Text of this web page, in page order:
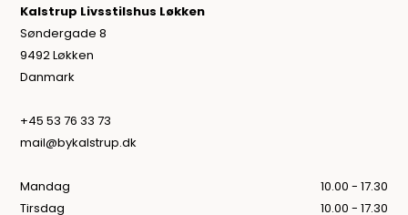
Kalstrup Livsstilshus Løkken
Søndergade 8
9492 Løkken
Danmark
+45 53 76 33 73
mail@bykalstrup.dk
Mandag
10.00 - 17.30
Tirsdag
10.00 - 17.30